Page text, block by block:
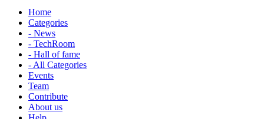
Home
Categories
- News
- TechRoom
- Hall of fame
- All Categories
Events
Team
Contribute
About us